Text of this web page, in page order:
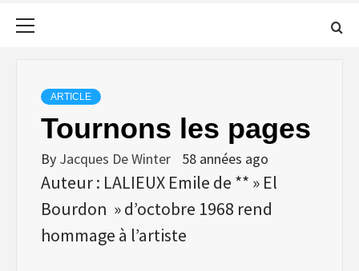
ARTICLE
Tournons les pages
By Jacques De Winter 58 années ago
Auteur : LALIEUX Emile de ** » El
Bourdon » d’octobre 1968 rend
hommage à l’artiste